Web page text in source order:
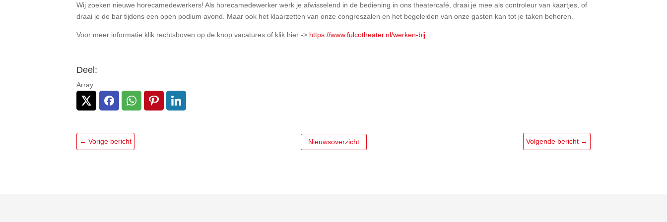
Wij zoeken nieuwe horecamedewerkers! Als horecamedewerker werk je afwisselend in de bediening in ons theatercafé, draai je mee als controleur van kaartjes, of
draai je de bar tijdens een open podium avond. Maar ook het klaarzetten van onze congreszalen en het begeleiden van onze gasten kan tot je taken behoren.
Voor meer informatie klik rechtsboven op de knop vacatures of klik hier -> https://www.fulcotheater.nl/werken-bij
Deel:
Array
Nieuwsoverzicht
←Vorige bericht Volgende bericht→